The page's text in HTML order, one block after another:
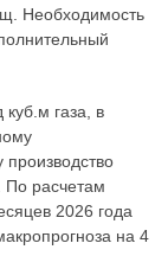
Необходимость
газа, в
производство
По расчетам
2026 года
на 4